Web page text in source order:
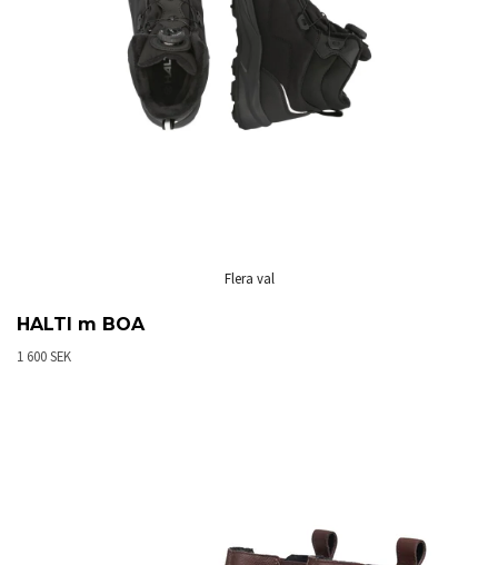
Flera val
HALTI m BOA
1 600 SEK